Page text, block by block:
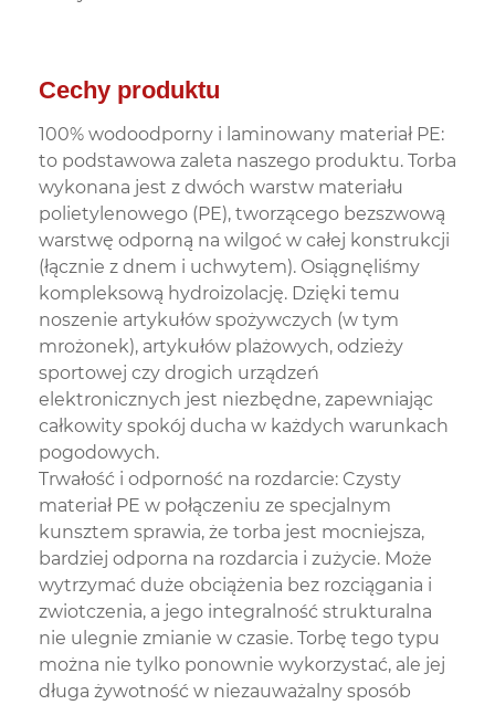
Cechy produktu
100% wodoodporny i laminowany materiał PE:
to podstawowa zaleta naszego produktu. Torba
wykonana jest z dwóch warstw materiału
polietylenowego (PE), tworzącego bezszwową
warstwę odporną na wilgoć w całej konstrukcji
(łącznie z dnem i uchwytem). Osiągnęliśmy
kompleksową hydroizolację. Dzięki temu
noszenie artykułów spożywczych (w tym
mrożonek), artykułów plażowych, odzieży
sportowej czy drogich urządzeń
elektronicznych jest niezbędne, zapewniając
całkowity spokój ducha w każdych warunkach
pogodowych.
Trwałość i odporność na rozdarcie: Czysty
materiał PE w połączeniu ze specjalnym
kunsztem sprawia, że ​​torba jest mocniejsza,
bardziej odporna na rozdarcia i zużycie. Może
wytrzymać duże obciążenia bez rozciągania i
zwiotczenia, a jego integralność strukturalna
nie ulegnie zmianie w czasie. Torbę tego typu
można nie tylko ponownie wykorzystać, ale jej
długa żywotność w niezauważalny sposób